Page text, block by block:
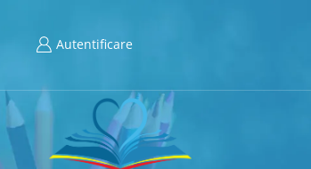
Autentificare